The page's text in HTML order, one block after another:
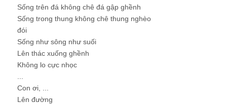
Sống trên đá không chê đá gập ghềnh
Sống trong thung không chê thung nghèo
đói
Sống như sông như suối
Lên thác xuống ghềnh
Không lo cực nhọc
Con ơi, ...
Lên đường